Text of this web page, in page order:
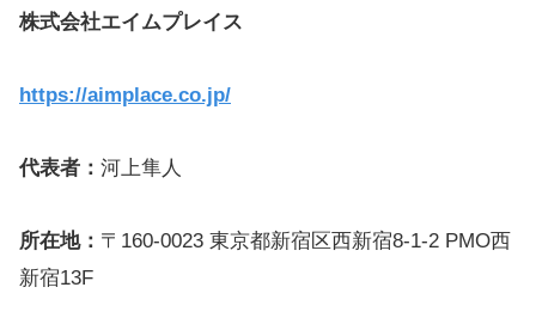
株式会社エイムプレイス
https://aimplace.co.jp/
代表者： 河上隼人
所在地： 〒160-0023 東京都新宿区西新宿8-1-2 PMO西
新宿13F